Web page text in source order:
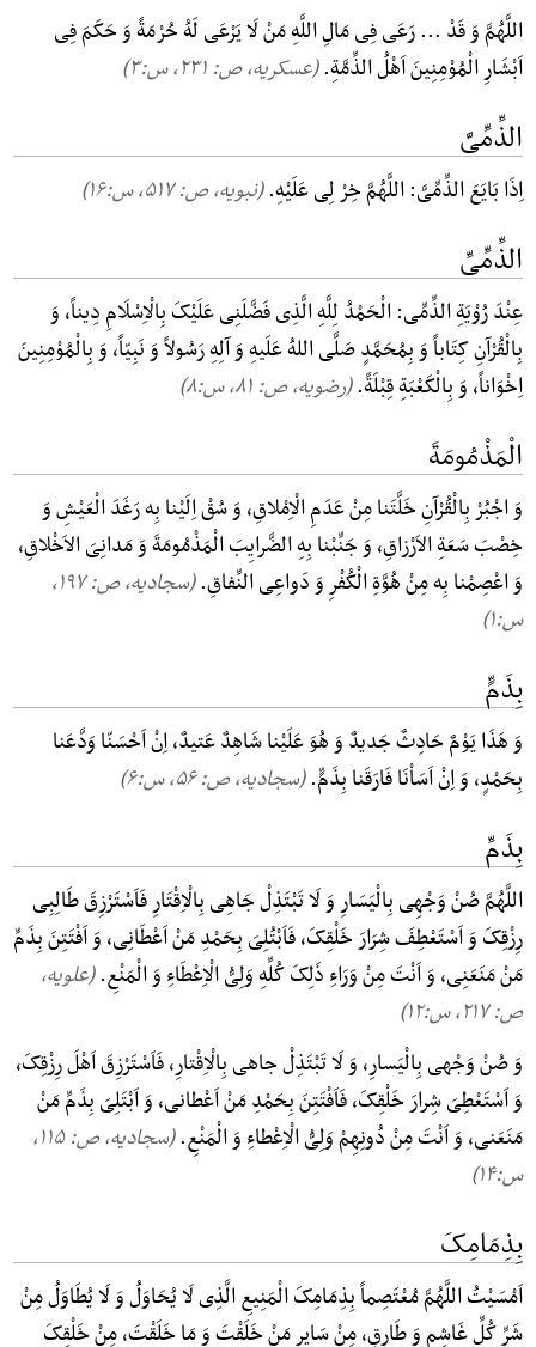
اللَّهُمَّ وَ قَدْ ... رَعَی فِی مَالِ اللَّهِ مَنْ لَا یَرْعَی لَهُ حُرْمَةً وَ حَکَمَ فِی
اَبْشَارِ الْمُوْمِنِینَ اَهْلُ الذِّمَّةِ.(عسکریه، ص: ۲۳۱, س:۳)
الذِّمِّیَّ
اِذَا بَایَعَ الذِّمِّیَّ: اللَّهُمَّ خِرْ لِی عَلَیْهِ.(نبویه، ص: ۵۱۷, س:۱۶)
الذِّمِّیِّ
عِنْدَ رُوْیَةِ الذِّمِّی: الْحَمْدُ لِلَّهِ الَّذِی فَضَّلَنِی عَلَیْکَ بِالْاِسْلَامِ دِیناً، وَ
بِالْقُرْآنِ کِتَاباً وَ بِمُحَمَّدٍ صَلَّی اللهُ عَلَیهِ وَ آلِهِ رَسُولاً وَ نَبِیّاً، وَ بِالْمُوْمِنِینَ
اِخْوَاناً، وَ بِالْکَعْبَةِ قِبْلَةً.(رضویه، ص: ۸۱, س:۸)
الْمَذْمُومَةَ
وَ اجْبُرْ بِالْقُرْآنِ خَلَّتَنا مِنْ عَدَمِ الْاِمْلاقِ، وَ سُقْ اِلَیْنا بِه رَغَدَ الْعَیْشِ وَ
خِصْبَ سَعَةِ الاَرْزاقِ، وَ جَنِّبْنا بِهِ الضَّرایِبَ الْمَذْمُومَةَ وَ مَدانِیَ الاَخْلاقِ،
وَ اعْصِمْنا بِه مِنْ هُوَّةِ الْکُفْرِ وَ دَواعِی النِّفاقِ.
(سجادیه، ص: ۱۹۷,
س:۱)
بِذَمٍّ
وَ هَذَا یَوْمٌ حَادِثٌ جَدیدٌ وَ هُوَ عَلَیْنا شَاهِدٌ عَتیدٌ، اِنْ اَحْسَنّا وَدَّعَنا
بِحَمْدٍ، وَ اِنْ اَسَاْنَا فَارَقَنا بِذَمٍّ.(سجادیه، ص: ۵۶, س:۶)
بِذَمِّ
اللَّهُمَّ صُنْ وَجْهِی بِالْیَسَارِ وَ لَا تَبْتَذِلْ جَاهِی بِالْاِقْتَارِ فَاَسْتَرْزِقَ طَالِبِی
رِزْقِکَ وَ اَسْتَعْطِفَ شِرَارَ خَلْقِکَ، فَاَبْتُلِیَ بِحَمْدِ مَنْ اَعْطَانِی، وَ اَفْتَتِنَ بِذَمِّ
مَنْ مَنَعَنِی، وَ اَنْتَ مِنْ وَرَاءِ ذَلِکَ کُلِّهِ وَلِیُّ الْاِعْطَاءِ وَ الْمَنْعِ.(علویه،
ص: ۲۱۷, س:۱۲)
وَ صُنْ وَجْهی بِالْیَسارِ، وَ لَا تَبْتَذِلْ جاهی بِالْاِقْتارِ، فَاَسْتَرْزِقَ اَهْلَ رِزْقِکَ،
وَ اَسْتَعْطِیَ شِرارَ خَلْقِکَ، فَاَفْتَتِنَ بِحَمْدِ مَنْ اَعْطانی، وَ اَبْتَلِیَ بِذَمِّ مَنْ
مَنَعَنی، وَ اَنْتَ مِنْ دُونِهِمْ وَلِیُّ الْاِعْطاءِ وَ الْمَنْعِ.
(سجادیه، ص: ۱۱۵,
س:۱۴)
بِذِمَامِکَ
اَمْسَیْتُ اللَّهُمَّ مُعْتَصِماً بِذِمَامِکَ الْمَنِیعِ الَّذِی لَا یُحَاوَلُ وَ لَا یُطَاوَلُ مِنْ
شَرِّ کُلِّ غَاشِمٍ وَ طَارِقٍ، مِنْ سَایِرِ مَنْ خَلَقْتَ وَ مَا خَلَقْتَ، مِنْ خَلْقِکَ